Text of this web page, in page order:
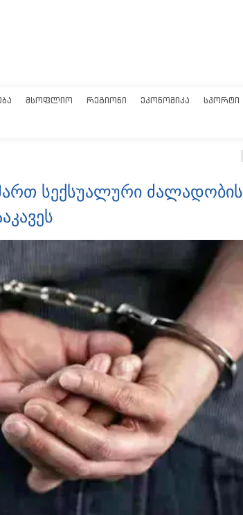
ᲛᲡᲝᲤᲚᲘᲝ ᲠᲔᲒᲘᲝᲜᲘ ᲔᲙᲝᲜᲝᲛᲘᲙᲐ ᲡᲞᲝᲠᲢᲘ
სექსუალური ძალადობის